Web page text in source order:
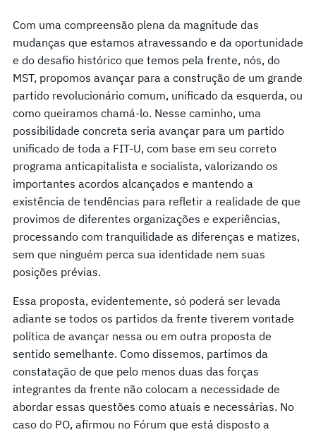
Com uma compreensão plena da magnitude das
mudanças que estamos atravessando e da oportunidade
e do desafio histórico que temos pela frente, nós, do
MST, propomos avançar para a construção de um grande
partido revolucionário comum, unificado da esquerda, ou
como queiramos chamá-lo. Nesse caminho, uma
possibilidade concreta seria avançar para um partido
unificado de toda a FIT-U, com base em seu correto
programa anticapitalista e socialista, valorizando os
importantes acordos alcançados e mantendo a
existência de tendências para refletir a realidade de que
provimos de diferentes organizações e experiências,
processando com tranquilidade as diferenças e matizes,
sem que ninguém perca sua identidade nem suas
posições prévias.
Essa proposta, evidentemente, só poderá ser levada
adiante se todos os partidos da frente tiverem vontade
política de avançar nessa ou em outra proposta de
sentido semelhante. Como dissemos, partimos da
constatação de que pelo menos duas das forças
integrantes da frente não colocam a necessidade de
abordar essas questões como atuais e necessárias. No
caso do PO, afirmou no Fórum que está disposto a